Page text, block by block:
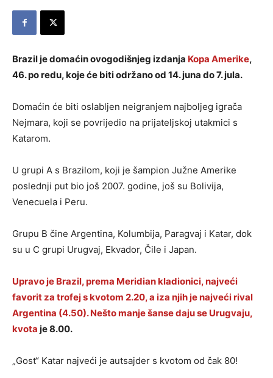
Brazil je domaćin ovogodišnjeg izdanja Kopa Amerike,
46. po redu, koje će biti održano od 14. juna do 7. jula.
Domaćin će biti oslabljen neigranjem najboljeg igrača
Nejmara, koji se povrijedio na prijateljskoj utakmici s
Katarom.
U grupi A s Brazilom, koji je šampion Južne Amerike
poslednji put bio još 2007. godine, još su Bolivija,
Venecuela i Peru.
Grupu B čine Argentina, Kolumbija, Paragvaj i Katar, dok
su u C grupi Urugvaj, Ekvador, Čile i Japan.
Upravo je Brazil, prema Meridian kladionici, najveći
favorit za trofej s kvotom 2.20, a iza njih je najveći rival
Argentina (4.50). Nešto manje šanse daju se Urugvaju,
kvota je 8.00.
„Gost“ Katar najveći je autsajder s kvotom od čak 80!